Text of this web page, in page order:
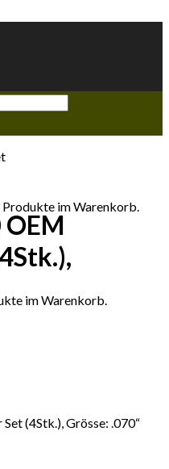
Produkte im Warenkorb.
im Warenkorb.
(4Stk.), Grösse: .070“